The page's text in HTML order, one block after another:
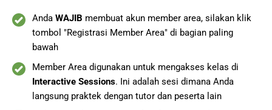
Anda WAJIB membuat akun member area, silakan klik
tombol "Registrasi Member Area" di bagian paling
bawah
Member Area digunakan untuk mengakses kelas di
Interactive Sessions. Ini adalah sesi dimana Anda
langsung praktek dengan tutor dan peserta lain